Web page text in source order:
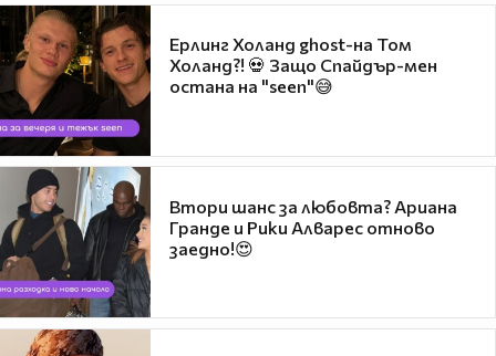
Ерлинг Холанд ghost-на Том
Холанд?! 💀 Защо Спайдър-мен
остана на "seen"😅
Втори шанс за любовта? Ариана
Гранде и Рики Алварес отново
заедно!😍